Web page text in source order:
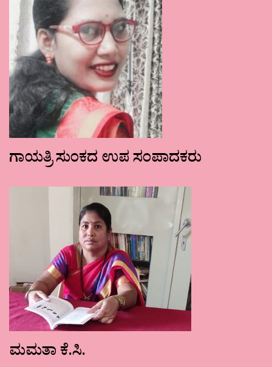
ಗಾಯತ್ರಿ ಸುಂಕದ ಉಪ ಸಂಪಾದಕರು
ಮಮತಾ ಕೆ.ಸಿ.